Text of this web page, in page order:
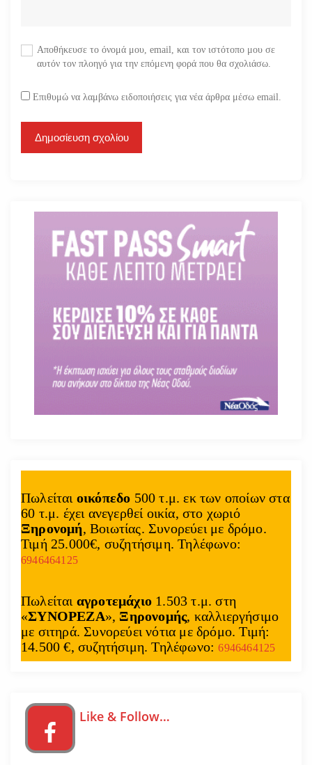
Αποθήκευσε το όνομά μου, email, και τον ιστότοπο μου σε
αυτόν τον πλοηγό για την επόμενη φορά που θα σχολιάσω.
Επιθυμώ να λαμβάνω ειδοποιήσεις για νέα άρθρα μέσω email.
Πωλείται οικόπεδο 500 τ.μ. εκ των οποίων στα
60 τ.μ. έχει ανεγερθεί οικία, στο χωριό
Ξηρονομή, Βοιωτίας. Συνορεύει με δρόμο.
Τιμή 25.000€, συζητήσιμη. Τηλέφωνο:
6946464125
Πωλείται αγροτεμάχιο 1.503 τ.μ. στη
«ΣΥΝΟΡΕΖΑ», Ξηρονομής, καλλιεργήσιμο
με σιτηρά. Συνορεύει νότια με δρόμο. Τιμή:
14.500 €, συζητήσιμη. Τηλέφωνο:6946464125
Like & Follow…